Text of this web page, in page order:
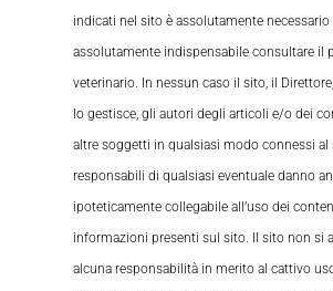
indicati nel sito è assolutamente necessario
assolutamente indispensabile consultare il
veterinario. In nessun caso il sito, il
lo gestisce, gli autori degli articoli e/o dei
altre soggetti in qualsiasi modo connessi al
responsabili di qualsiasi eventuale danno
ipoteticamente collegabile all’uso dei
informazioni presenti sul sito. Il sito non si
alcuna responsabilità in merito al cattivo